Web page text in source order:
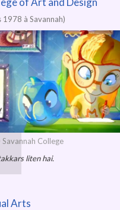
à Savannah)
College
liten hai.
Arts